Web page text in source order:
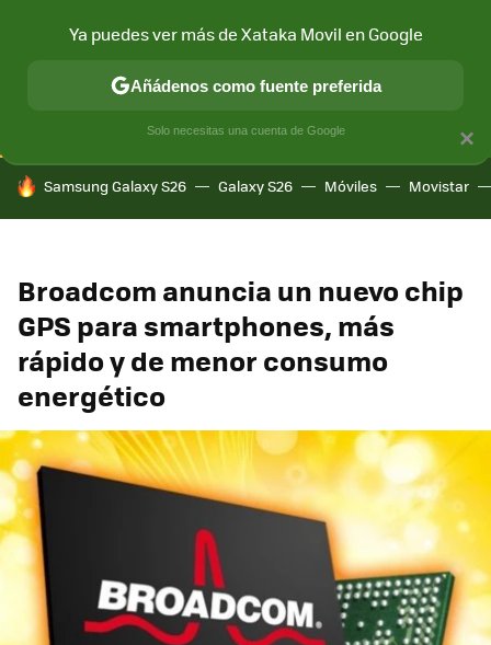
CONECTIVIDAD MÓVIL Y SOCIEDAD APLICACIONES
HOY SE HABLA DE
Samsung Galaxy S26 Galaxy S26 Móviles Movistar
Broadcom anuncia un nuevo chip
GPS para smartphones, más
rápido y de menor consumo
energético
×
Ya puedes ver más de Xataka Movil en Google
Añádenos como fuente preferida
Solo necesitas una cuenta de Google